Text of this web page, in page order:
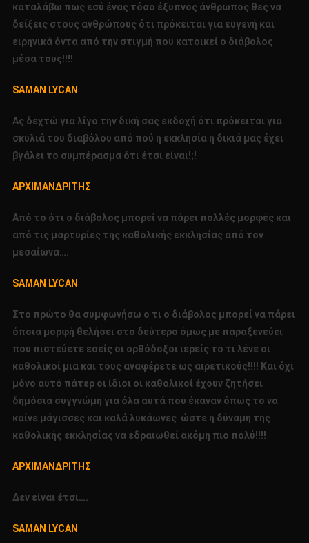
καταλάβω πως εσύ ένας τόσο έξυπνος άνθρωπος θες να
δείξεις στους ανθρώπους ότι πρόκειται για ευγενή και
ειρηνικά όντα από την στιγμή που κατοικεί ο διάβολος
μέσα τους!!!!
SAMAN LYCAN
Ας δεχτώ για λίγο την δική σας εκδοχή ότι πρόκειται για
σκυλιά του διαβόλου από πού η εκκλησία η δικιά μας έχει
βγάλει το συμπέρασμα ότι έτσι είναι!;!
ΑΡΧΙΜΑΝΔΡΙΤΗΣ
Από το ότι ο διάβολος μπορεί να πάρει πολλές μορφές και
από τις μαρτυρίες της καθολικής εκκλησίας από τον
μεσαίωνα….
SAMAN LYCAN
Στο πρώτο θα συμφωνήσω ο τι ο διάβολος μπορεί να πάρει
όποια μορφή θελήσει στο δεύτερο όμως με παραξενεύει
που πιστεύετε εσείς οι ορθόδοξοι ιερείς το τι λένε οι
καθολικοί μια και τους αναφέρετε ως αιρετικούς!!!! Και όχι
μόνο αυτό πάτερ οι ίδιοι οι καθολικοί έχουν ζητήσει
δημόσια συγγνώμη για όλα αυτά που έκαναν όπως το να
καίνε μάγισσες και καλά λυκάωνες ώστε η δύναμη της
καθολικής εκκλησίας να εδραιωθεί ακόμη πιο πολύ!!!!
ΑΡΧΙΜΑΝΔΡΙΤΗΣ
Δεν είναι έτσι….
SAMAN LYCAN